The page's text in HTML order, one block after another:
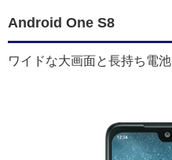
Android One S8
ワイドな大画面と長持ち電